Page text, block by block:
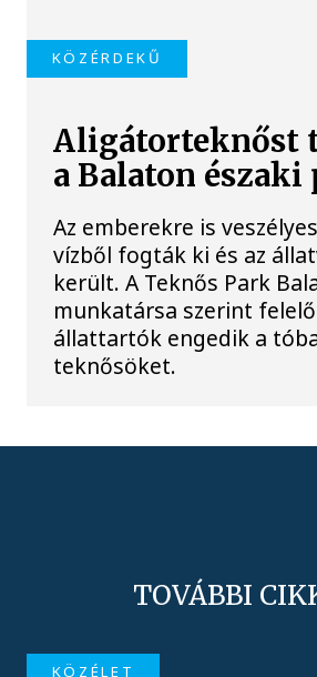
KÖZÉRDEKŰ
Aligátorteknőst
a Balaton északi
Az emberekre is
vízből fogták ki és az
került. A Teknős Park
munkatársa szerint
állattartók engedik a
teknősöket.
TOVÁBBI
KÖZÉLET